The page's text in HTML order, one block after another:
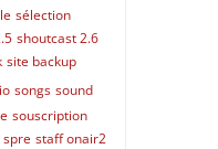
sélection
shoutcast 2.6
site backup
songs sound
souscription
spre staff onair2